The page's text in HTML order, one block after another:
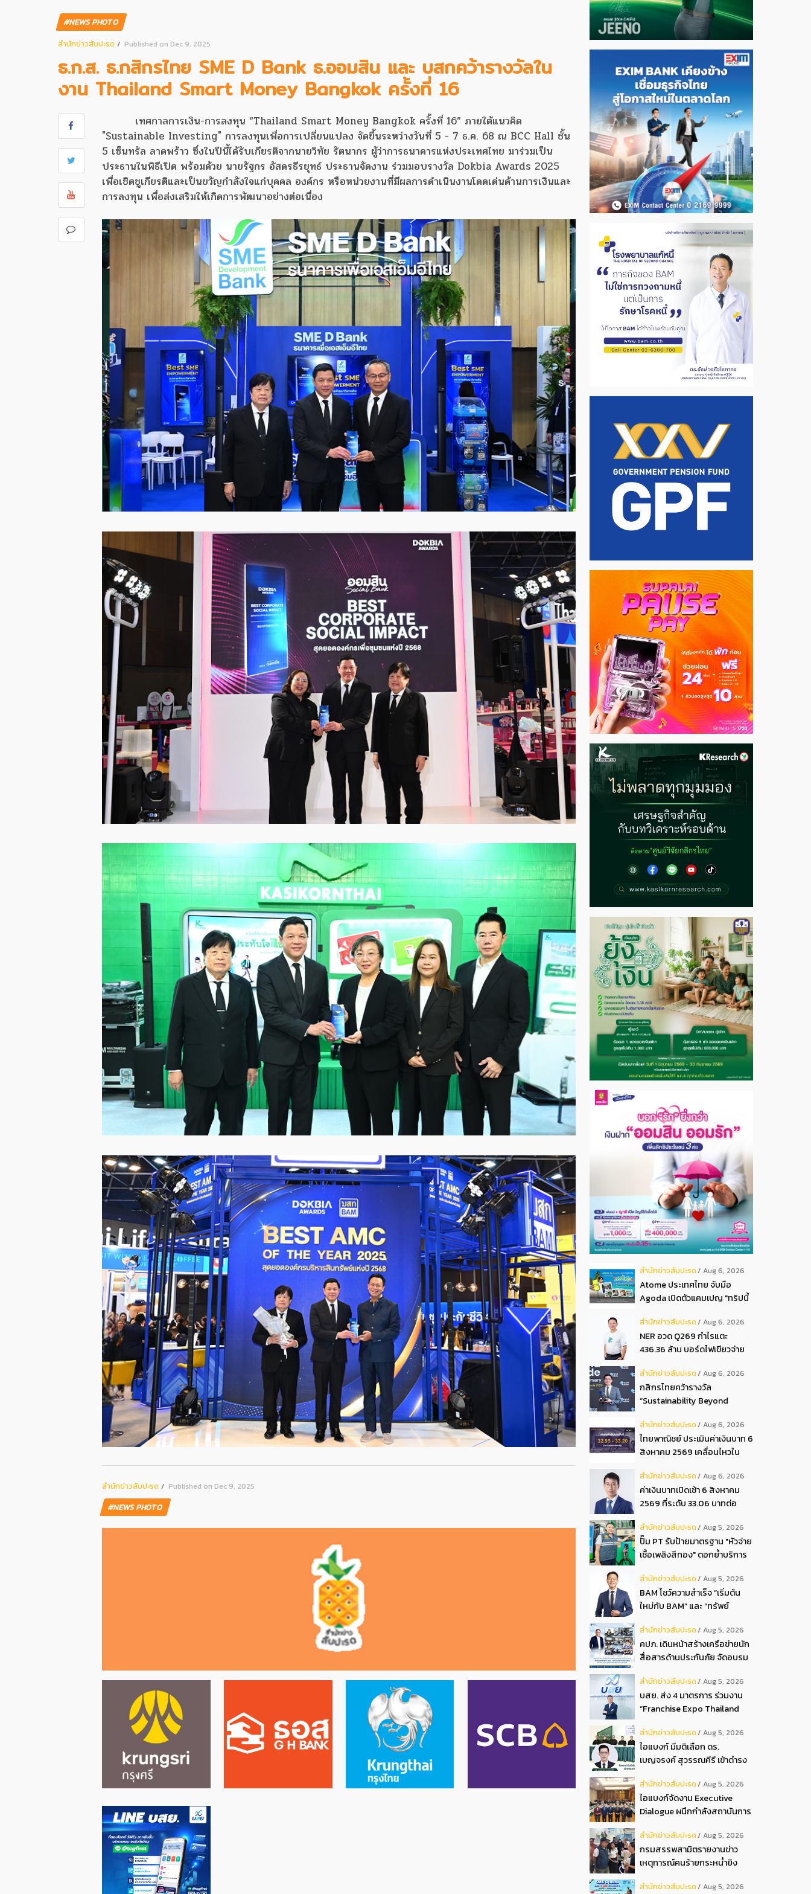
#NEWS PHOTO
สํานักข่าวสับปะรด
Published on Dec 9, 2025
ธ.ก.ส. ธ.กสิกรไทย SME D Bank ธ.ออมสิน และ บสกคว้ารางวัลใน
งาน Thailand Smart Money Bangkok ครั้งที่ 16
เทศกาลการเงิน-การลงทุน “Thailand Smart Money Bangkok ครั้งที่ 16” ภายใต้แนวคิด
"Sustainable Investing" การลงทุนเพื่อการเปลี่ยนแปลง จัดขึ้นระหว่างวันที่ 5 - 7 ธ.ค. 68 ณ BCC Hall ชั้น
5 เซ็นทรัล ลาดพร้าว ซึ่งในปีนี้ได้รับเกียรติจากนายวิทัย รัตนากร ผู้ว่าการธนาคารแห่งประเทศไทย มาร่วมเป็น
ประธานในพิธีเปิด พร้อมด้วย นายรัฐกร อัสดรธีรยุทธ์ ประธานจัดงาน ร่วมมอบรางวัล Dokbia Awards 2025
เพื่อเชิดชูเกียรติและเป็นขวัญกำลังใจแก่บุคคล องค์กร หรือหน่วยงานที่มีผลการดำเนินงานโดดเด่นด้านการเงินและ
การลงทุน เพื่อส่งเสริมให้เกิดการพัฒนาอย่างต่อเนื่อง
สํานักข่าวสับปะรด Published on Dec 9, 2025
#NEWS PHOTO
สํานักข่าวสับปะรด Aug 6, 2026
Atome ประเทศไทย จับมือ
Agoda เปิดตัวแคมเปญ "ทริปนี้
โรงแรมหรู พร้อมผ่อน 0 ได้ 3
งวด**
สํานักข่าวสับปะรด Aug 6, 2026
NER อวด Q269 กำไรแตะ
436.36 ล้าน บอร์ดไฟเขียวจ่าย
อัตรา 0.05 บ.หุ้น
สํานักข่าวสับปะรด Aug 6, 2026
กสิกรไทยคว้ารางวัล
“Sustainability Beyond
สํานักข่าวสับปะรด Aug 6, 2026
ไทยพาณิชย์ ประเมินค่าเงินบาท 6
สิงหาคม 2569 เคลื่อนไหวใน
ดอลลาร์
สํานักข่าวสับปะรด Aug 6, 2026
ค่าเงินบาทเปิดเช้า 6 สิงหาคม
2569 ที่ระดับ 33.06 บาทต่อ
สํานักข่าวสับปะรด Aug 5, 2026
ปั๊ม PT รับป้ายมาตรฐาน "หัวจ่าย
เชื้อเพลิงสีทอง" ตอกย้ำบริการ
บริโภค
สํานักข่าวสับปะรด Aug 5, 2026
BAM โชว์ความสำเร็จ “เริ่มต้น
ใหม่กับ BAM” และ “ทรัพย์
2026
สํานักข่าวสับปะรด Aug 5, 2026
คปภ. เดินหน้าสร้างเครือข่ายนัก
สื่อสารด้านประกันภัย จัดอบรม
สํานักข่าวสับปะรด Aug 5, 2026
บสย. ส่ง 4 มาตรการ ร่วมงาน
“Franchise Expo Thailand
สํานักข่าวสับปะรด Aug 5, 2026
ไอแบงก์ มีมติเลือก ดร.
เบญจรงค์ สุวรรณคีรี เข้าดำรง
การประชุมวิสามัญผู้ถือหุ้น ครั้ง
ที่ 22569
สํานักข่าวสับปะรด Aug 5, 2026
ไอแบงก์จัดงาน Executive
Dialogue ผนึกกำลังสถาบันการ
ถ่ายทอดประสบการณ์กว่า 40 ปี
เตรียมความพร้อมองค์กรสู่การ
เป็นธนาคารอิสลามแห่งอนาคต
สํานักข่าวสับปะรด Aug 5, 2026
กรมสรรพสามิตรายงานข่าว
เหตุการณ์คนร้ายกระหน่ำยิง
ปัตตานี สาขามายอ
สํานักข่าวสับปะรด Aug 5, 2026